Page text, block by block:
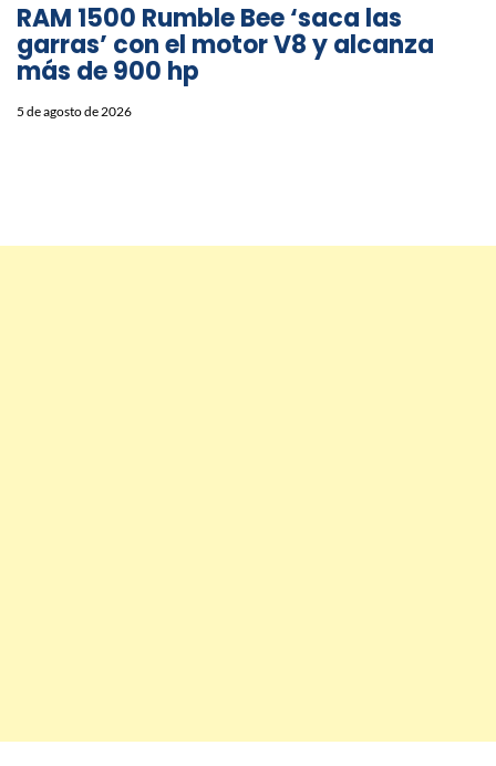
RAM 1500 Rumble Bee ‘saca las
garras’ con el motor V8 y alcanza
más de 900 hp
5 de agosto de 2026